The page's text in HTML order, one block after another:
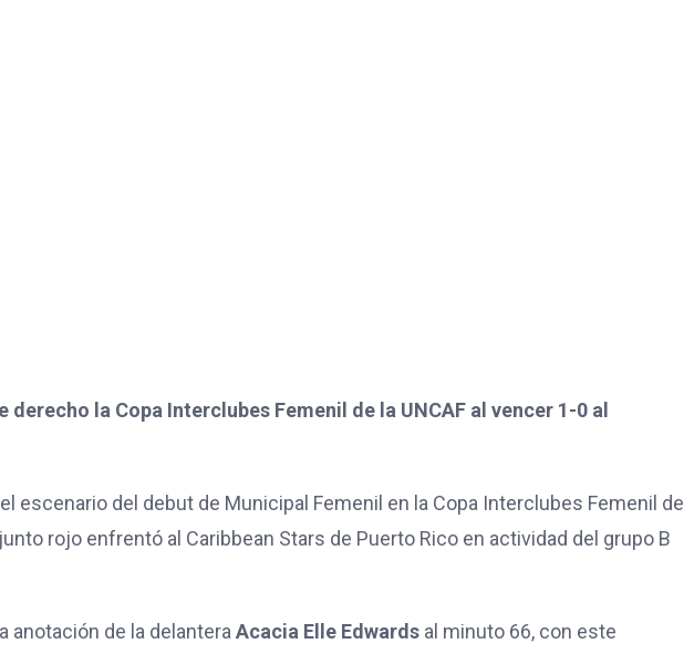
la Copa Interclubes Femenil de la UNCAF al vencer 1-0 al
escenario del debut de Municipal Femenil en la Copa Interclubes Femenil de
rojo enfrentó al Caribbean Stars de Puerto Rico en actividad del grupo B
anotación de la delanteraAcacia Elle Edwards al minuto 66, con este